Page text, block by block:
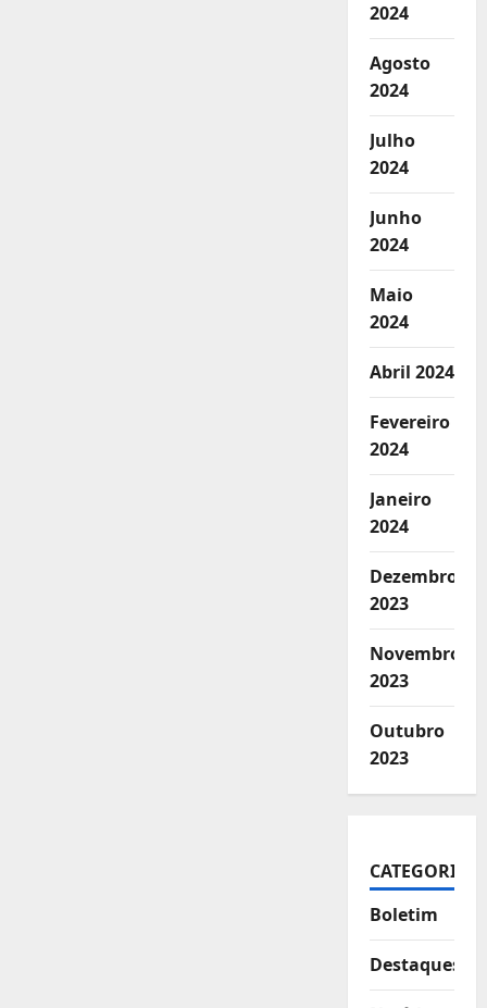
2024
Agosto
2024
Julho
2024
Junho
2024
Maio
2024
Abril 2024
Fevereiro
2024
Janeiro
2024
Dezembro
2023
Novembro
2023
Outubro
2023
CATEGORIAS
Boletim
Destaques